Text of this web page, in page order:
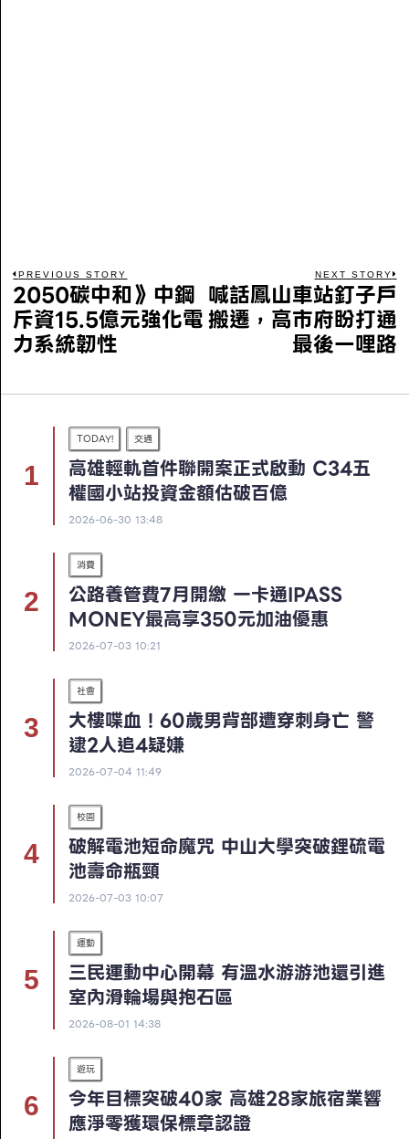
PREVIOUS STORY
2050碳中和》中鋼
斥資15.5億元強化電
力系統韌性
NEXT STORY
喊話鳳山車站釘子戶
搬遷，高市府盼打通
最後一哩路
TODAY! 交通
高雄輕軌首件聯開案正式啟動 C34五
權國小站投資金額估破百億
2026-06-30 13:48
消費
公路養管費7月開繳 一卡通iPASS
MONEY最高享350元加油優惠
2026-07-03 10:21
社會
大樓喋血！60歲男背部遭穿刺身亡 警
逮2人追4疑嫌
2026-07-04 11:49
校園
破解電池短命魔咒 中山大學突破鋰硫電
池壽命瓶頸
2026-07-03 10:07
運動
三民運動中心開幕 有溫水游游池還引進
室內滑輪場與抱石區
2026-08-01 14:38
遊玩
今年目標突破40家 高雄28家旅宿業響
應淨零獲環保標章認證